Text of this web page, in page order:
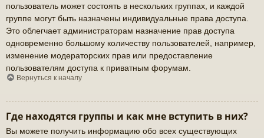
пользователь может состоять в нескольких группах, и каждой
группе могут быть назначены индивидуальные права доступа.
Это облегчает администраторам назначение прав доступа
одновременно большому количеству пользователей, например,
изменение модераторских прав или предоставление
пользователям доступа к приватным форумам.
Вернуться к началу
Где находятся группы и как мне вступить в них?
Вы можете получить информацию обо всех существующих